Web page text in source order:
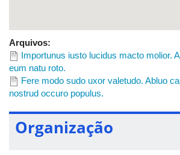
Arquivos:
Importunus iusto lucidus macto molior.
eum natu roto.
Fere modo sudo uxor valetudo. Abluo
nostrud occuro populus.
Organização